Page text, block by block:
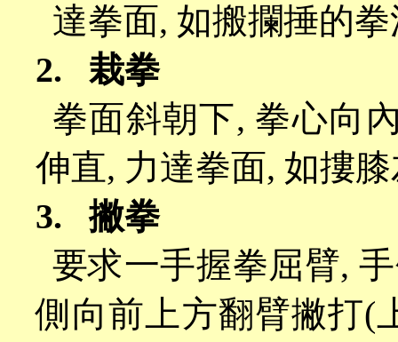
達拳面, 如搬攔捶的
2.
栽拳
拳面斜朝下, 拳心向
伸直, 力達拳面, 如摟
3.
撇拳
要求一手握拳屈臂,
側向前上方翻臂撇打(